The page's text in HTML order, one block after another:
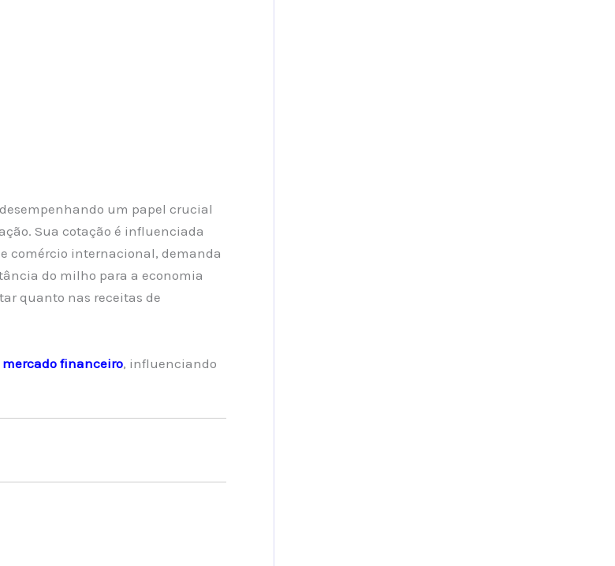
um papel crucial
Sua cotação é influenciada
comércio internacional, demanda
do milho para a economia
quanto nas receitas de
mercado financeiro, influenciando